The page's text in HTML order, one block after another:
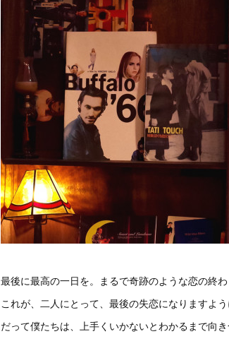
最後に最高の一日を。まるで奇跡のような恋の終
これが、二人にとって、最後の失恋になりますよう
だって僕たちは、上手くいかないとわかるまで向